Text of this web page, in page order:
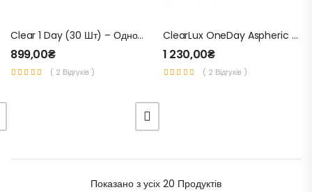
Clear 1 Day (30 Шт) – Одноденні Контактні Лінзи Для Зору
899,00₴
( 2 Відгуків )
ClearLux OneDay Aspheric (30 Шт) – Одноденні Контактні Лінзи Для Зору
1 230,00₴
( 2 Відгуків )
Показано з усіх 20 Продуктів